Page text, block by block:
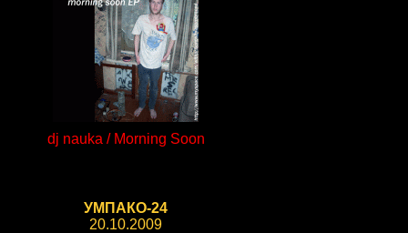
dj nauka / Morning Soon
УМПАКО-24
20.10.2009